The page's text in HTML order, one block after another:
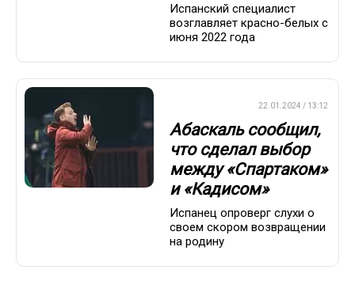
Испанский специалист
возглавляет красно-белых с
июня 2022 года
22.01.2024 / 13:12
Абаскаль сообщил,
что сделал выбор
между «Спартаком»
и «Кадисом»
Испанец опроверг слухи о
своем скором возвращении
на родину